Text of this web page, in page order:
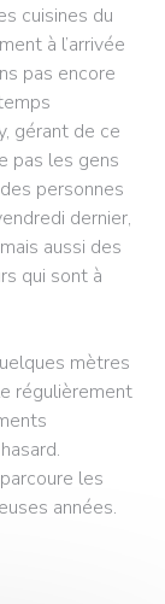
cuisines du
à l’arrivée
pas encore
gérant de ce
pas les gens
personnes
dernier,
aussi des
qui sont à
mètres
régulièrement
les
années.